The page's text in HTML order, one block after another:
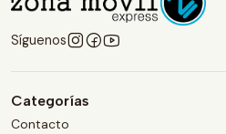
Síguenos
Categorías
Contacto